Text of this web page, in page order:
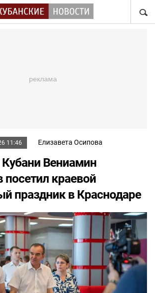
11:46 Елизавета Осипова
Кубани Вениамин
посетил краевой
праздник в Краснодаре